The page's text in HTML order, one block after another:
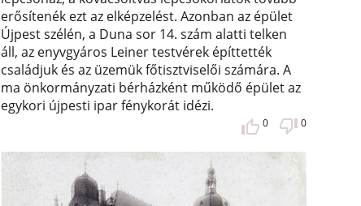
erősítenék ezt az elképzelést. Azonban az épület
Újpest szélén, a Duna sor 14. szám alatti telken
áll, az enyvgyáros Leiner testvérek építtették
családjuk és az üzemük főtisztviselői számára. A
ma önkormányzati bérházként működő épület az
egykori újpesti ipar fénykorát idézi.
0 0